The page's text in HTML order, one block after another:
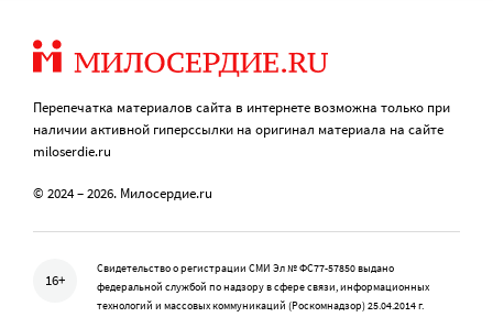
Перепечатка материалов сайта в интернете возможна только при
наличии активной гиперссылки на оригинал материала на сайте
miloserdie.ru
© 2024 – 2026. Милосердие.ru
16+
Свидетельство о регистрации СМИ Эл № ФС77-57850 выдано
федеральной службой по надзору в сфере связи, информационных
технологий и массовых коммуникаций (Роскомнадзор) 25.04.2014 г.